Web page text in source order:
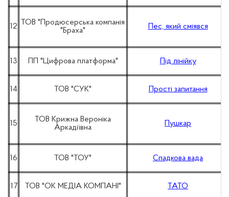
12
ТОВ "Продюсерська компанія
"Браха"
Пес, який сміявся
13 ПП "Цифрова платформа" Під лінійку
14 ТОВ "СУК" Прості запитання
15
ТОВ Крижна Вероніка
Аркадіївна
Пушкар
16 ТОВ "ТОУ" Спадкова вада
17 ТОВ "ОК МЕДІА КОМПАНІ" ТАТО